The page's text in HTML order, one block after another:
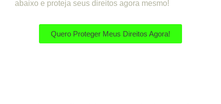
abaixo e proteja seus direitos agora mesmo!
Quero Proteger Meus Direitos Agora!